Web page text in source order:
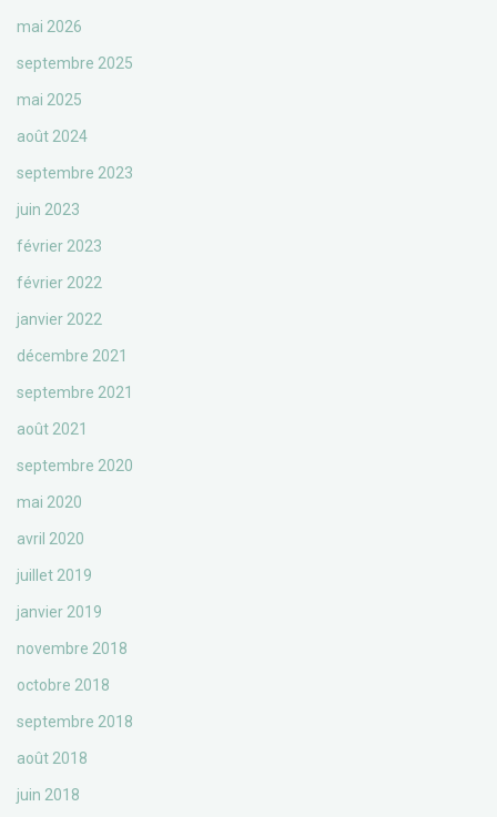
mai 2026
septembre 2025
mai 2025
août 2024
septembre 2023
juin 2023
février 2023
février 2022
janvier 2022
décembre 2021
septembre 2021
août 2021
septembre 2020
mai 2020
avril 2020
juillet 2019
janvier 2019
novembre 2018
octobre 2018
septembre 2018
août 2018
juin 2018